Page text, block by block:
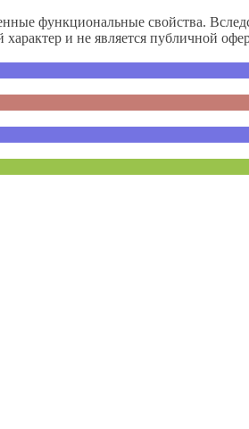
функциональные свойства.
и не является публичной